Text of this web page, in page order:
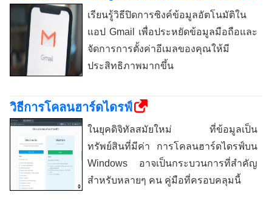
เรียนรู้วิธีปิดการซิงค์ข้อมูลอัตโนมัติใน
แอป Gmail เพื่อประหยัดข้อมูลมือถือและ
จัดการการตั้งค่าอีเมลของคุณให้มี
ประสิทธิภาพมากขึ้น
วิธีการโคลนฮาร์ดไดรฟ์
ในยุคดิจิทัลสมัยใหม่ ที่ข้อมูลเป็น
ทรัพย์สินที่มีค่า การโคลนฮาร์ดไดรฟ์บน
Windows อาจเป็นกระบวนการที่สำคัญ
สำหรับหลายๆ คน คู่มือที่ครอบคลุมนี้